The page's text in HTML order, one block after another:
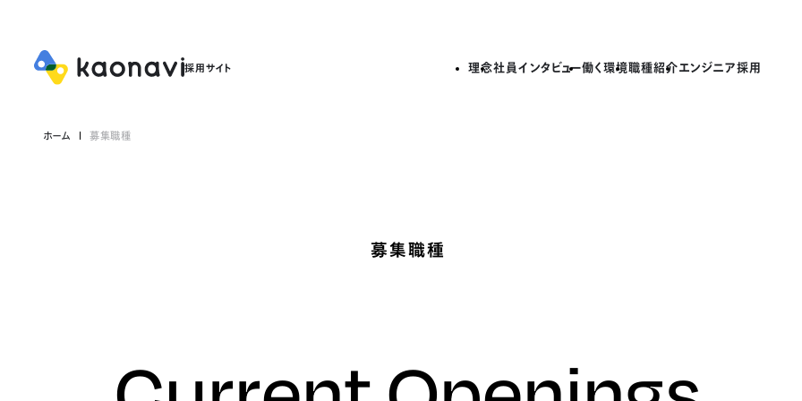
理念社員インタビュー働く環境職種紹介エンジニア採用
ホーム 募集職種
募集職種